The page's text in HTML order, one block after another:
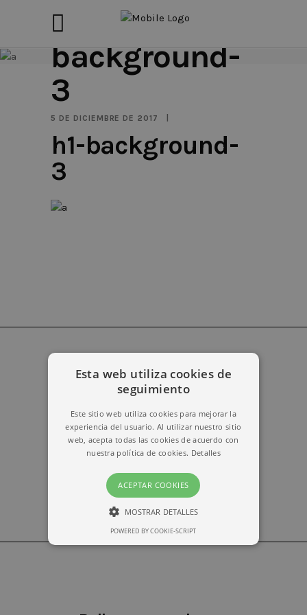
h1-
background-
3
5 DE DICIEMBRE DE 2017
h1-background-
3
erika@kymabarcelona.com
Esta web utiliza cookies de
seguimiento
Este sitio web utiliza cookies para mejorar la
experiencia del usuario. Al utilizar nuestro sitio
web, acepta todas las cookies de acuerdo con
nuestra política de cookies. Detalles
ACEPTAR COOKIES
MOSTRAR DETALLES
POWERED BY COOKIE-SCRIPT